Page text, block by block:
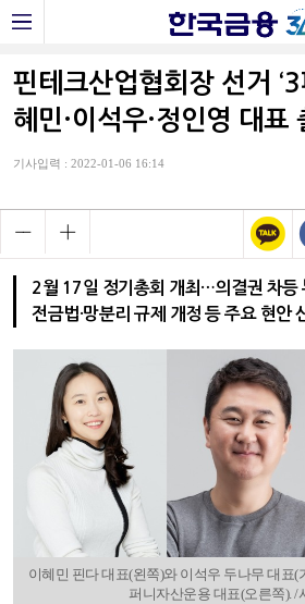
핀테크산업협회장 선거 ‘3
혜민·이석우·정인영 대표
기사입력 : 2022-01-06 16:14
2월 17일 정기총회 개최…의결권 차등
전금법·망분리 규제 개정 등 주요 현안
이혜민 핀다 대표(왼쪽)와 이석우 두나무 대표(
퍼니자산운용 대표(오른쪽). /